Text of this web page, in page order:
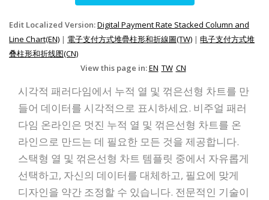
Edit Localized Version:Digital Payment Rate Stacked Column and
Line Chart(EN) | 電子支付方式堆疊柱形和折線圖(TW) | 电子支付方式堆
叠柱形和折线图(CN)
View this page in:EN TW CN
시각적 패러다임에서 누적 열 및 꺾은선형 차트를 만
들어 데이터를 시각적으로 표시하세요. 비주얼 패러
다임 온라인은 멋진 누적 열 및 꺾은선형 차트를 온
라인으로 만드는 데 필요한 모든 것을 제공합니다.
스택형 열 및 꺾은선형 차트 템플릿 중에서 자유롭게
선택하고, 자신의 데이터를 대체하고, 필요에 맞게
디자인을 약간 조정할 수 있습니다. 전문적인 기술이